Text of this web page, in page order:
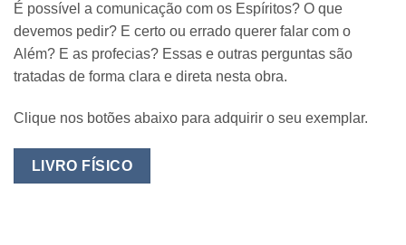
É possível a comunicação com os Espíritos? O que
devemos pedir? E certo ou errado querer falar com o
Além? E as profecias? Essas e outras perguntas são
tratadas de forma clara e direta nesta obra.
Clique nos botões abaixo para adquirir o seu exemplar.
LIVRO FÍSICO